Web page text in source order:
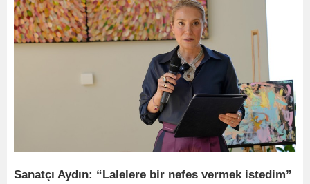
Sanatçı Aydın: “Lalelere bir nefes vermek istedim”